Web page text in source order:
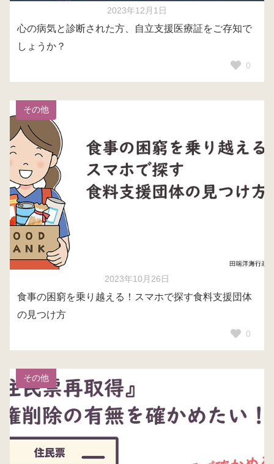
2023年12月1日
心の病気と診断された方、自立支援医療証をご存知で
しょうか？
0
その他
2023年10月26日
食事の困窮を乗り越える！スマホで探す食料支援団体
の見つけ方
0
その他